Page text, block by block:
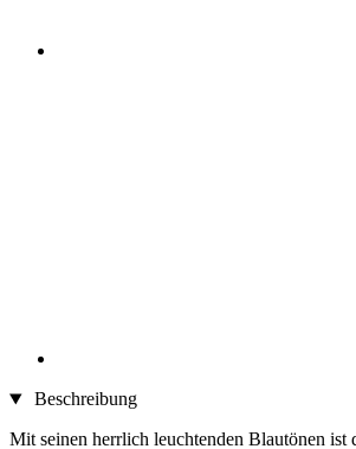
Beschreibung
Mit seinen herrlich leuchtenden Blautönen ist